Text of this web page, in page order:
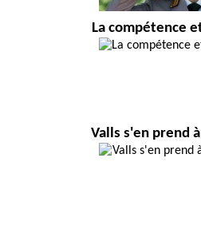
La compétence
Valls s'en prend